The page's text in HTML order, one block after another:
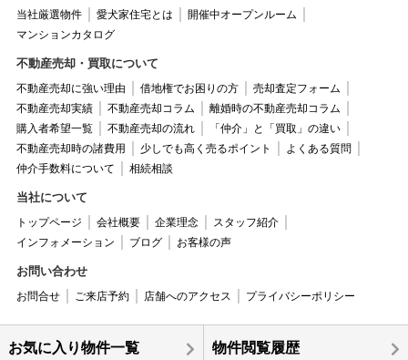
当社厳選物件 愛犬家住宅とは
開催中オープンルーム
マンションカタログ
不動産売却・買取について
不動産売却に強い理由 借地権でお困りの方
売却査定フォーム
不動産売却実績
不動産売却コラム
離婚時の不動産売却コラム
購入者希望一覧
不動産売却の流れ
「仲介」と「買取」の違い
不動産売却時の諸費用
少しでも高く売るポイント
よくある質問
仲介手数料について
相続相談
当社について
トップページ 会社概要 企業理念
スタッフ紹介
インフォメーション
ブログ お客様の声
お問い合わせ
お問合せ ご来店予約 店舗へのアクセス プライバシーポリシー
お気に入り物件一覧 物件閲覧履歴